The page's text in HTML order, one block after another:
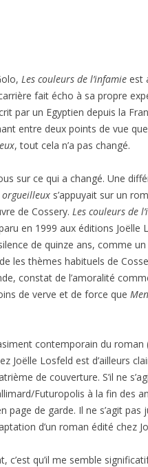
Les couleurs de l’infamie est
fait écho à sa propre
par un Egyptien depuis la
entre deux points de vue
, tout cela n’a pas changé.
sur ce qui a changé. Une
s’appuyait sur un
de Cossery. Les couleurs de
en 1999 aux éditions Joëlle
de quinze ans, comme
les thèmes habituels de
constat de l’amoralité
de verve et de force que
contemporain du
Joëlle Losfeld est d’ailleurs
de couverture. S’il ne
Futuropolis à la fin des
page de garde. Il ne s’agit pas
d’un roman édité chez
c’est qu’il me semble